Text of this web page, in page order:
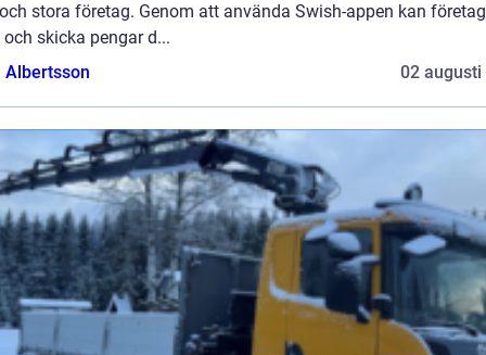
stora företag. Genom att använda Swish-appen kan
skicka pengar d...
Albertsson
02 augusti